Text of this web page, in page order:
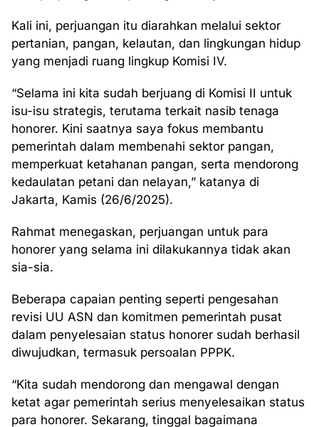
Kali ini, perjuangan itu diarahkan melalui sektor
pertanian, pangan, kelautan, dan lingkungan hidup
yang menjadi ruang lingkup Komisi IV.
“Selama ini kita sudah berjuang di Komisi II untuk
isu-isu strategis, terutama terkait nasib tenaga
honorer. Kini saatnya saya fokus membantu
pemerintah dalam membenahi sektor pangan,
memperkuat ketahanan pangan, serta mendorong
kedaulatan petani dan nelayan,” katanya di
Jakarta, Kamis (26/6/2025).
Rahmat menegaskan, perjuangan untuk para
honorer yang selama ini dilakukannya tidak akan
sia-sia.
Beberapa capaian penting seperti pengesahan
revisi UU ASN dan komitmen pemerintah pusat
dalam penyelesaian status honorer sudah berhasil
diwujudkan, termasuk persoalan PPPK.
“Kita sudah mendorong dan mengawal dengan
ketat agar pemerintah serius menyelesaikan status
para honorer. Sekarang, tinggal bagaimana